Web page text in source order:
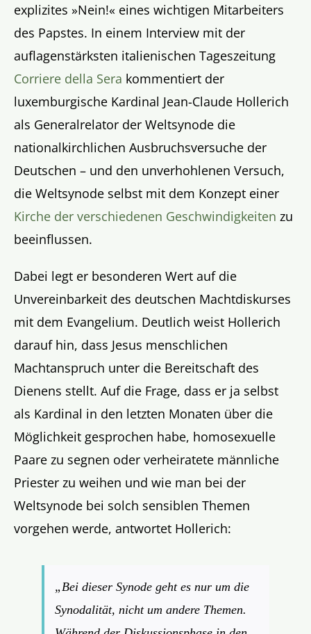
explizites »Nein!« eines wichtigen Mitarbeiters
des Papstes. In einem Interview mit der
auflagenstärksten italienischen Tageszeitung
Corriere della Sera kommentiert der
luxemburgische Kardinal Jean-Claude Hollerich
als Generalrelator der Weltsynode die
nationalkirchlichen Ausbruchsversuche der
Deutschen – und den unverhohlenen Versuch,
die Weltsynode selbst mit dem Konzept einer
Kirche der verschiedenen Geschwindigkeiten zu
beeinflussen.
Dabei legt er besonderen Wert auf die
Unvereinbarkeit des deutschen Machtdiskurses
mit dem Evangelium. Deutlich weist Hollerich
darauf hin, dass Jesus menschlichen
Machtanspruch unter die Bereitschaft des
Dienens stellt. Auf die Frage, dass er ja selbst
als Kardinal in den letzten Monaten über die
Möglichkeit gesprochen habe, homosexuelle
Paare zu segnen oder verheiratete männliche
Priester zu weihen und wie man bei der
Weltsynode bei solch sensiblen Themen
vorgehen werde, antwortet Hollerich:
„Bei dieser Synode geht es nur um die
Synodalität, nicht um andere Themen.